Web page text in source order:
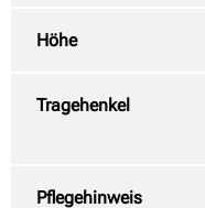
Höhe
Tragehenkel
Pflegehinweis